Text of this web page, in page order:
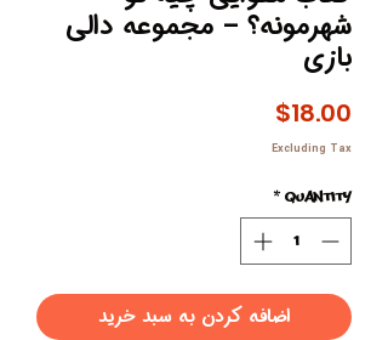
شهرمونه؟ – مجموعه دالی
بازی
$18.00
Excluding Tax
Quantity
*
اضافه کردن به سبد خرید